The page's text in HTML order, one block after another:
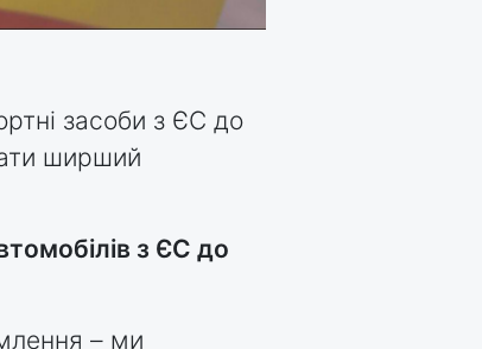
засоби з ЄС до
ширший
з ЄС до
– ми